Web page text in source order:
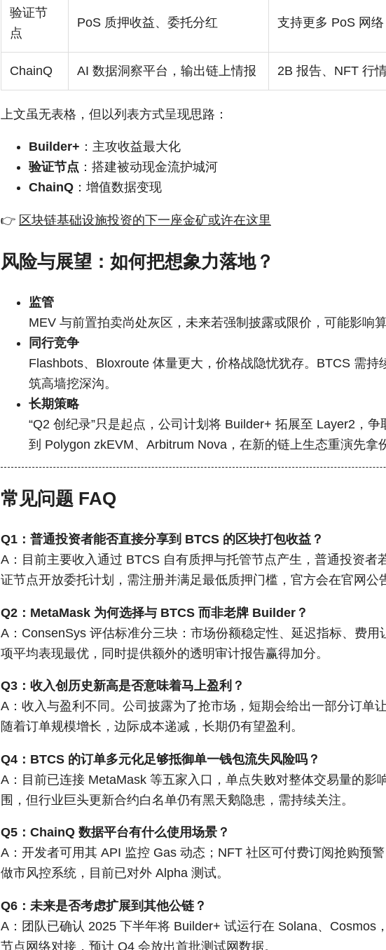
验证节
点
PoS 质押收益、委托分红 支持更多 PoS 网络
ChainQ AI 数据洞察平台，输出链上情报 2B 报告、NFT 行
上文虽无表格，但以列表方式呈现思路：
Builder+ ：主攻收益最大化
验证节点 ：搭建被动现金流护城河
ChainQ ：增值数据变现
👉 区块链基础设施投资的下一座金矿或许在这里
风险与展望：如何把想象力落地？
监管
MEV 与前置拍卖尚处灰区，未来若强制披露或限价，可能影响算
同行竞争
Flashbots、Bloxroute 体量更大，价格战隐忧犹存。BTCS 需持
筑高墙挖深沟。
长期策略
“Q2 创纪录”只是起点，公司计划将 Builder+ 拓展至 Layer2，争
到 Polygon zkEVM、Arbitrum Nova，在新的链上生态重演先拿
常见问题 FAQ
Q1：普通投资者能否直接分享到 BTCS 的区块打包收益？
A：目前主要收入通过 BTCS 自有质押与托管节点产生，普通投资者
证节点开放委托计划，需注册并满足最低质押门槛，官方会在官网公
Q2：MetaMask 为何选择与 BTCS 而非老牌 Builder？
A：ConsenSys 评估标准分三块：市场份额稳定性、延迟指标、费用
项平均表现最优，同时提供额外的透明审计报告赢得加分。
Q3：收入创历史新高是否意味着马上盈利？
A：收入与盈利不同。公司披露为了抢市场，短期会给出一部分订单
随着订单规模增长，边际成本递减，长期仍有望盈利。
Q4：BTCS 的订单多元化足够抵御单一钱包流失风险吗？
A：目前已连接 MetaMask 等五家入口，单点失败对整体交易量的影
围，但行业巨头更新合约白名单仍有黑天鹅隐患，需持续关注。
Q5：ChainQ 数据平台有什么使用场景？
A：开发者可用其 API 监控 Gas 动态；NFT 社区可付费订阅抢购预
做市风控系统，目前已对外 Alpha 测试。
Q6：未来是否考虑扩展到其他公链？
A：团队已确认 2025 下半年将 Builder+ 试运行在 Solana、Cosmos
节点网络对接，预计 Q4 会放出首批测试网数据。